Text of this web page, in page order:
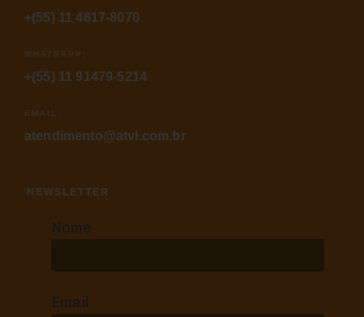
+(55) 11 4617-8070
WHATSAPP:
+(55) 11 91479-5214
EMAIL:
atendimento@atvi.com.br
NEWSLETTER
Nome
Email